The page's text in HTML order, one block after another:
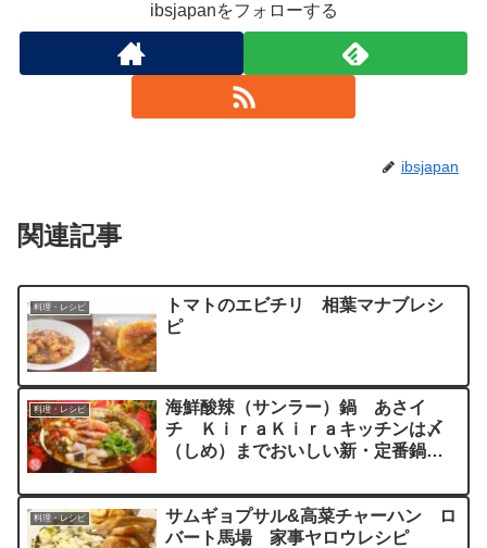
ibsjapanをフォローする
ibsjapan
関連記事
料理・レシピ
トマトのエビチリ 相葉マナブレシ
ピ
料理・レシピ
海鮮酸辣（サンラー）鍋 あさイ
チ ＫｉｒａＫｉｒａキッチンは〆
（しめ）までおいしい新・定番鍋！
チ
料理・レシピ
サムギョプサル&高菜チャーハン ロ
バート馬場 家事ヤロウレシピ